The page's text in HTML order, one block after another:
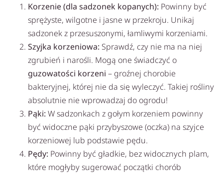
Korzenie (dla sadzonek kopanych): Powinny być
sprężyste, wilgotne i jasne w przekroju. Unikaj
sadzonek z przesuszonymi, łamliwymi korzeniami.
Szyjka korzeniowa: Sprawdź, czy nie ma na niej
zgrubień i narośli. Mogą one świadczyć o
guzowatości korzeni – groźnej chorobie
bakteryjnej, której nie da się wyleczyć. Takiej rośliny
absolutnie nie wprowadzaj do ogrodu!
Pąki: W sadzonkach z gołym korzeniem powinny
być widoczne pąki przybyszowe (oczka) na szyjce
korzeniowej lub podstawie pędu.
Pędy: Powinny być gładkie, bez widocznych plam,
które mogłyby sugerować początki chorób